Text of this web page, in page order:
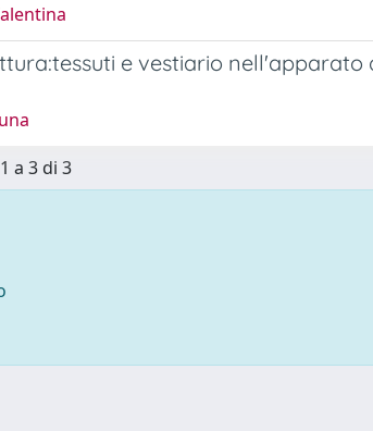
e vestiario nell'apparato
a 3 di 3